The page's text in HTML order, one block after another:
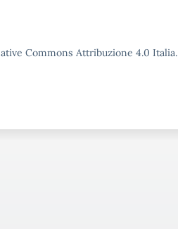
Commons Attribuzione 4.0 Italia.